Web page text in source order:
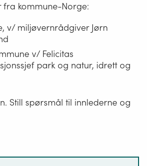
fra kommune-Norge:
v/ miljøvernrådgiver Jørn
v/ Felicitas
park og natur, idrett og
Still spørsmål til innlederne og